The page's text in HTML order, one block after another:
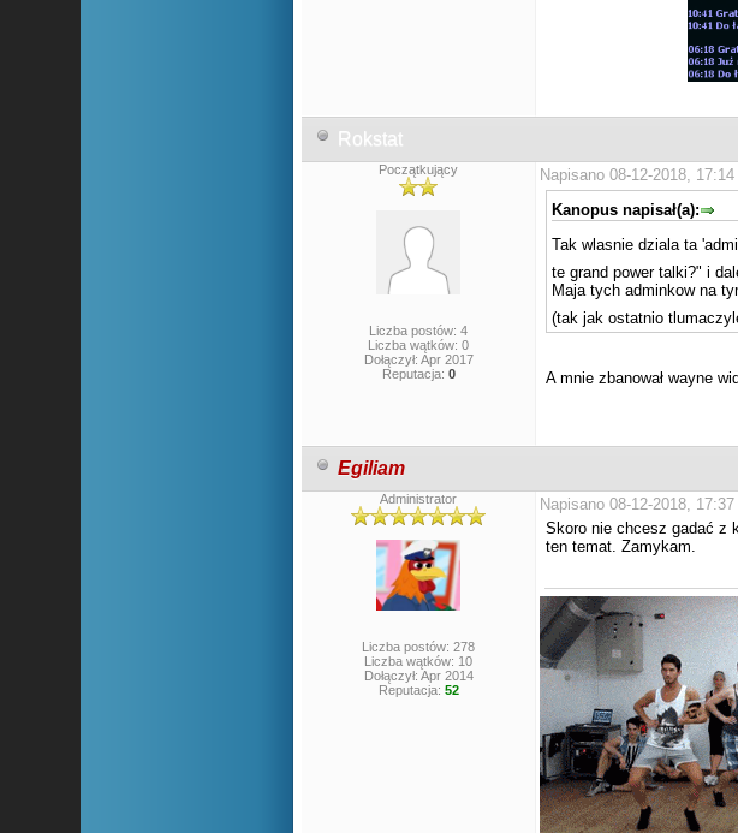
Rokstat
Początkujący
Liczba postów: 4
Liczba wątków: 0
Dołączył: Apr 2017
Reputacja: 0
Napisano 08-12-2018, 17:14
Kanopus napisał(a):
Tak wlasnie dziala ta
te grand power talki?" i
Maja tych adminkow na
(tak jak ostatnio
A mnie zbanował wayne
Egiliam
Administrator
Liczba postów: 278
Liczba wątków: 10
Dołączył: Apr 2014
Reputacja: 52
Napisano 08-12-2018, 17:37
Skoro nie chcesz gadać z
ten temat. Zamykam.